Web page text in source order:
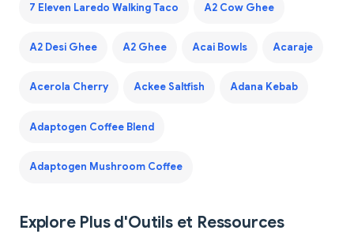
7 Eleven Laredo Walking Taco A2 Cow Ghee
A2 Desi Ghee A2 Ghee Acai Bowls Acaraje
Acerola Cherry Ackee Saltfish Adana Kebab
Adaptogen Coffee Blend
Adaptogen Mushroom Coffee
Explore Plus d'Outils et Ressources